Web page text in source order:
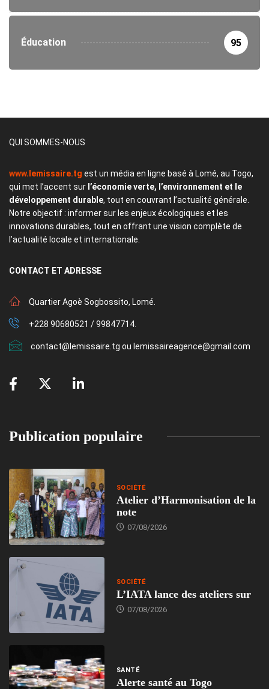
Éducation 95
QUI SOMMES-NOUS
www.lemissaire.tg est un média en ligne basé à Lomé, au Togo,
qui met l’accent sur l’économie verte, l’environnement et le
développement durable, tout en couvrant l’actualité générale.
Notre objectif : informer sur les enjeux écologiques et les
innovations durables, tout en offrant une vision complète de
l’actualité locale et internationale.
CONTACT ET ADRESSE
Quartier Agoè Sogbossito, Lomé.
+228 90680521 / 99847714.
contact@lemissaire.tg ou lemissaireagence@gmail.com
Publication populaire
SOCIÉTÉ
Atelier d’Harmonisation de la
note
07/08/2026
SOCIÉTÉ
L’IATA lance des ateliers sur
07/08/2026
SANTÉ
Alerte santé au Togo